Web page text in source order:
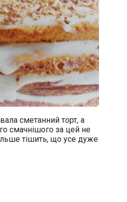
сметанний торт, а
смачнішого за цей не
тішить, що усе дуже